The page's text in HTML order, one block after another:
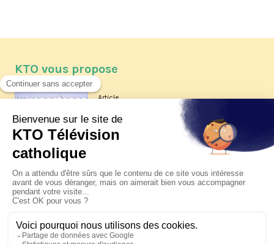
KTO vous propose
Article
Les reportages d'été 2026 de KTO
La visite pastorale du pape Léon
XIV à Assise à suivre sur KTO le
jeudi 6 août
Le pape en Uruguay, Argentine et
Pérou du 6 au 17 novembre 2026